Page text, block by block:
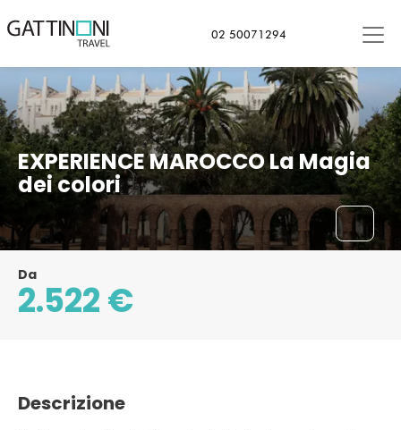
02 50071294
EXPERIENCE MAROCCO La Magia
dei colori
Casablanca, Marocco
Da
2.522 €
Descrizione